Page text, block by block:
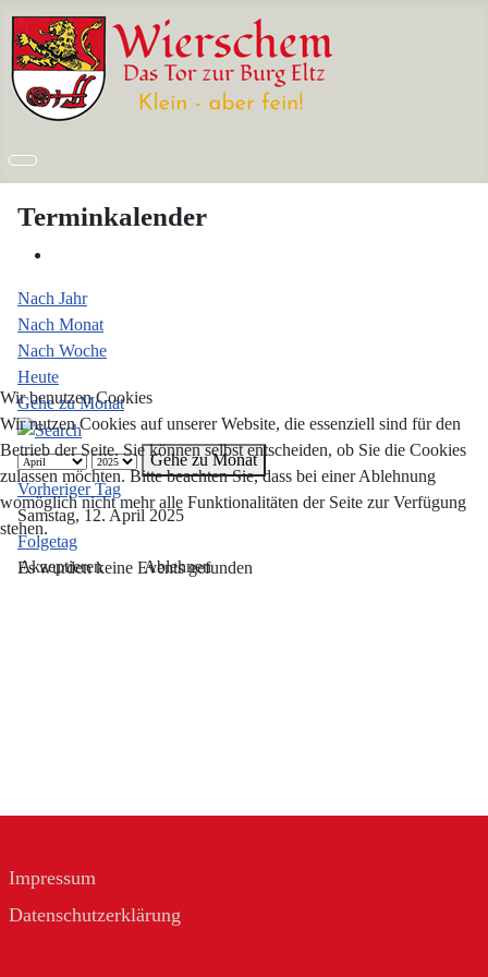
Terminkalender
Nach Jahr
Nach Monat
Nach Woche
Heute
Gehe zu Monat
Gehe zu Monat
Vorheriger Tag
Samstag, 12. April 2025
Folgetag
Es wurden keine Events gefunden
Impressum
Datenschutzerklärung
Wir benutzen Cookies
Wir nutzen Cookies auf unserer Website, die essenziell sind für den
Betrieb der Seite. Sie können selbst entscheiden, ob Sie die Cookies
zulassen möchten. Bitte beachten Sie, dass bei einer Ablehnung
womöglich nicht mehr alle Funktionalitäten der Seite zur Verfügung
stehen.
Akzeptieren Ablehnen